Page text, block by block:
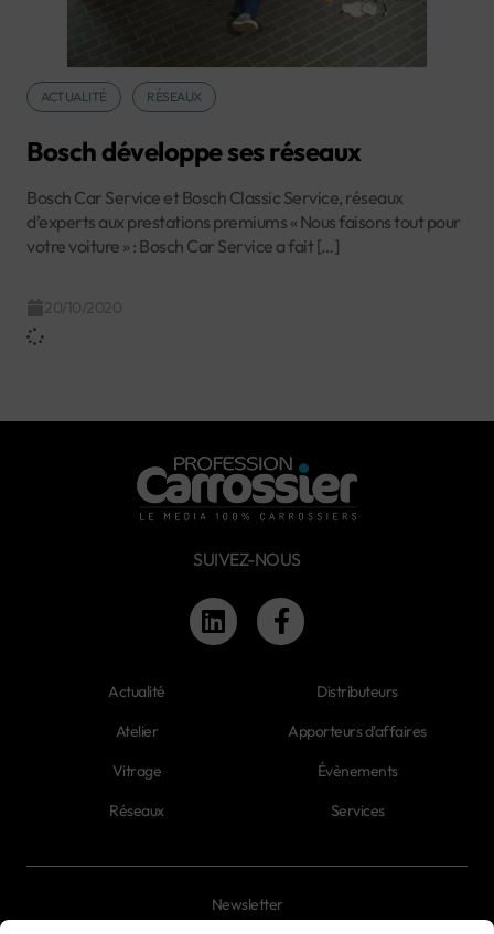
ACTUALITÉ RÉSEAUX
Bosch développe ses réseaux
Bosch Car Service et Bosch Classic Service, réseaux
d’experts aux prestations premiums « Nous faisons tout pour
votre voiture » : Bosch Car Service a fait […]
SUIVEZ-NOUS
Actualité
Atelier
Vitrage
Réseaux
Distributeurs
Apporteurs d'affaires
Évènements
Services
Newsletter